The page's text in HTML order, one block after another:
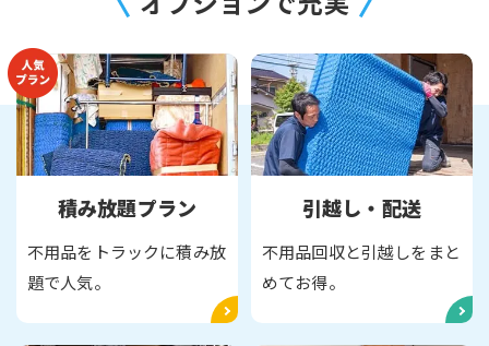
積み放題プラン
不用品をトラックに積み放
題で人気。
引越し・配送
不用品回収と引越しをまと
めてお得。